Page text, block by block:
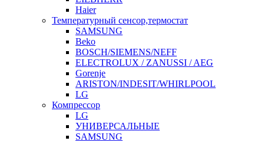
Haier
Температурный сенсор,термостат
SAMSUNG
Beko
BOSCH/SIEMENS/NEFF
ELECTROLUX / ZANUSSI / AEG
Gorenje
ARISTON/INDESIT/WHIRLPOOL
LG
Компрессор
LG
УНИВЕРСАЛЬНЫЕ
SAMSUNG